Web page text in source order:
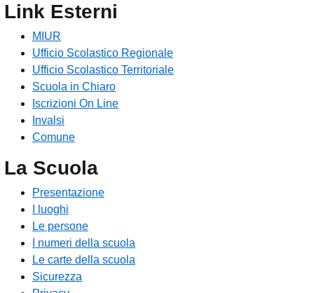
Link Esterni
MIUR
Ufficio Scolastico Regionale
Ufficio Scolastico Territoriale
Scuola in Chiaro
Iscrizioni On Line
Invalsi
Comune
La Scuola
Presentazione
I luoghi
Le persone
I numeri della scuola
Le carte della scuola
Sicurezza